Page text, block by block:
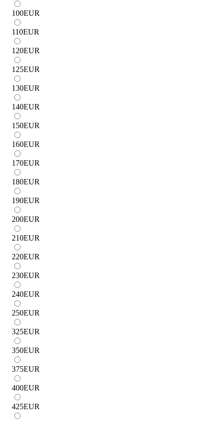
100EUR
110EUR
120EUR
125EUR
130EUR
140EUR
150EUR
160EUR
170EUR
180EUR
190EUR
200EUR
210EUR
220EUR
230EUR
240EUR
250EUR
325EUR
350EUR
375EUR
400EUR
425EUR